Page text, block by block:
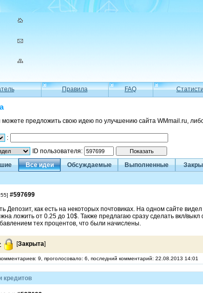
Правила FAQ
предложить свою идею по улучшению сайта WMmail.ru,
:
ID пользователя:
Все идеи Обсуждаемые Выполненные
#597699
Депозит, как есть на некоторых почтовиках. На одном сайте
ложить от 0.25 до 10$. Также предлагаю сразу сделать вкл/
тех процентов, что были начислены.
[Закрыта]
комментариев: 9, проголосовало: 6, последний комментарий: 22.08.2013 14:01
кредитов